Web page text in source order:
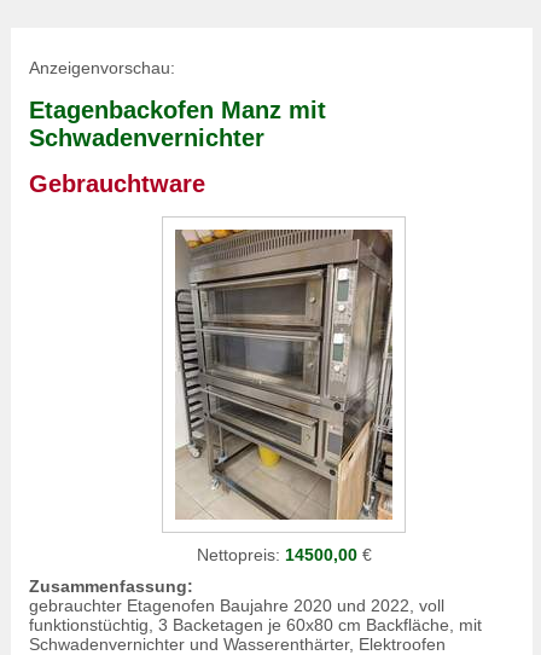
Anzeigenvorschau:
Etagenbackofen Manz mit
Schwadenvernichter
Gebrauchtware
Nettopreis: 14500,00€
Zusammenfassung:
gebrauchter Etagenofen Baujahre 2020 und 2022, voll
funktionstüchtig, 3 Backetagen je 60x80 cm Backfläche, mit
Schwadenvernichter und Wasserenthärter, Elektroofen